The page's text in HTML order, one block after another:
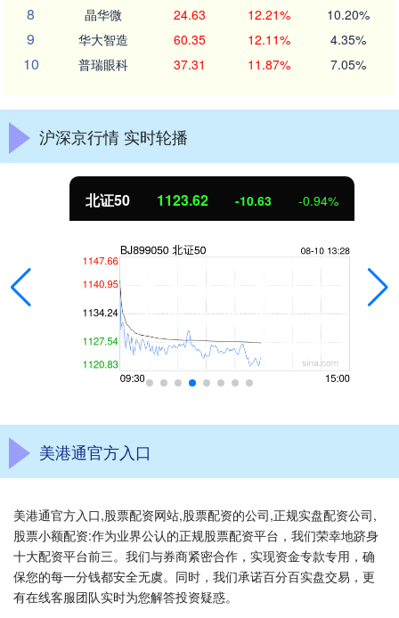
8 晶华微 24.63 12.21% 10.20%
9 华大智造 60.35 12.11% 4.35%
10 普瑞眼科 37.31 11.87% 7.05%
沪深京行情 实时轮播
北证50 1123.62 -10.63 -0.94%
美港通官方入口
美港通官方入口,股票配资网站,股票配资的公司,正规实盘配资公司,
股票小额配资:作为业界公认的正规股票配资平台，我们荣幸地跻身
十大配资平台前三。我们与券商紧密合作，实现资金专款专用，确
保您的每一分钱都安全无虞。同时，我们承诺百分百实盘交易，更
有在线客服团队实时为您解答投资疑惑。